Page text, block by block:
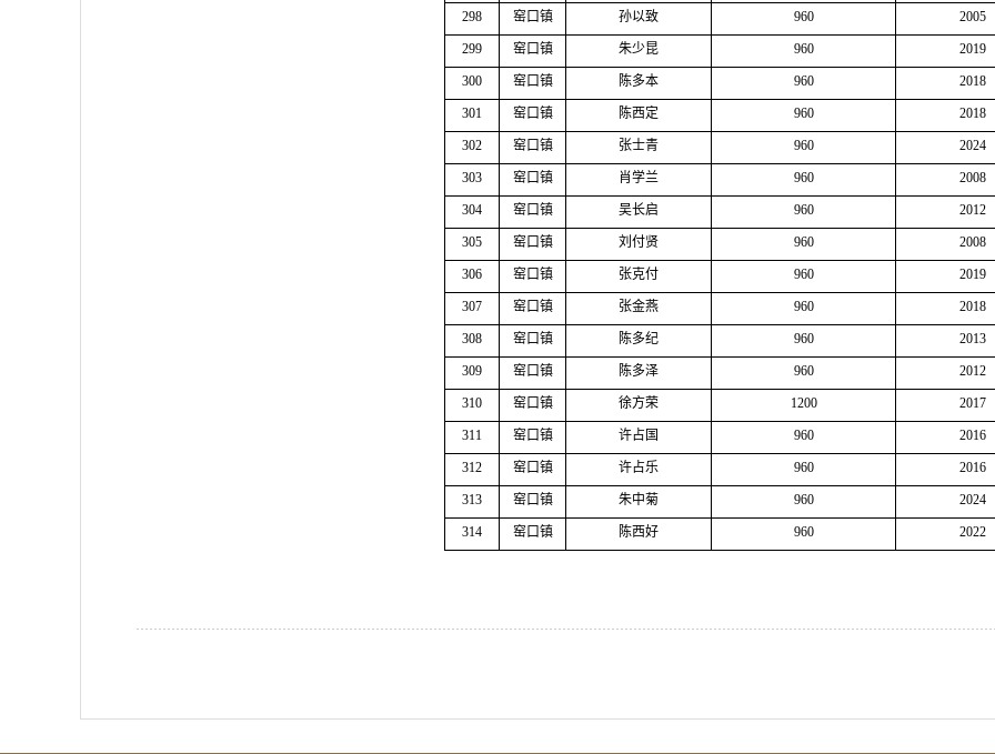
298 窑口镇 孙以致 960 2005
299 窑口镇 朱少昆 960 2019
300 窑口镇 陈多本 960 2018
301 窑口镇 陈西定 960 2018
302 窑口镇 张士青 960 2024
303 窑口镇 肖学兰 960 2008
304 窑口镇 吴长启 960 2012
305 窑口镇 刘付贤 960 2008
306 窑口镇 张克付 960 2019
307 窑口镇 张金燕 960 2018
308 窑口镇 陈多纪 960 2013
309 窑口镇 陈多泽 960 2012
310 窑口镇 徐方荣 1200 2017
311 窑口镇 许占国 960 2016
312 窑口镇 许占乐 960 2016
313 窑口镇 朱中菊 960 2024
314 窑口镇 陈西好 960 2022